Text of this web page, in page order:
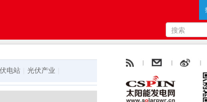
电站 光伏产业